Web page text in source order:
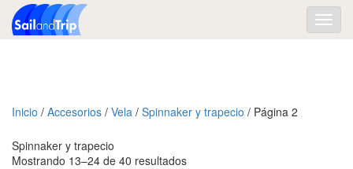
Inicio / Accesorios / Vela / Spinnaker y trapecio / Página 2
Spinnaker y trapecio
Mostrando 13–24 de 40 resultados